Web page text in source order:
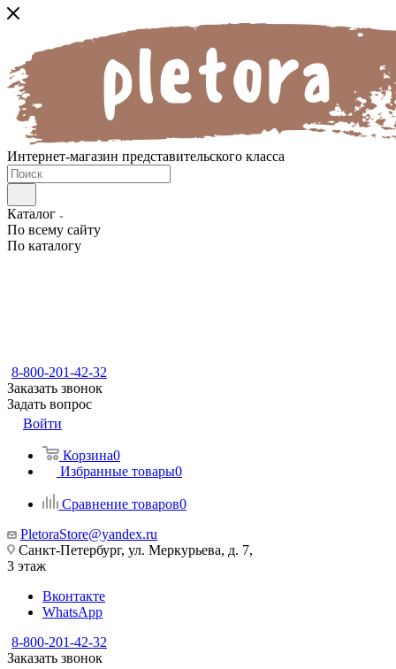
Интернет-магазин представительского класса
Каталог
По всему сайту
По каталогу
8-800-201-42-32
Заказать звонок
Задать вопрос
Войти
Корзина0
Избранные товары0
Сравнение товаров0
PletoraStore@yandex.ru
Санкт-Петербург, ул. Меркурьева, д. 7,
3 этаж
Вконтакте
WhatsApp
8-800-201-42-32
Заказать звонок